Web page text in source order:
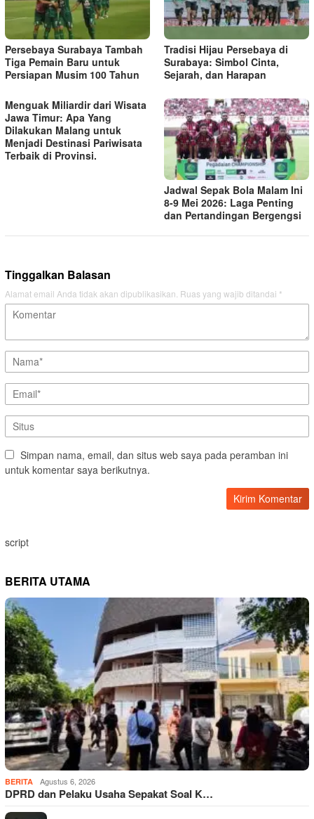
Persebaya Surabaya Tambah
Tiga Pemain Baru untuk
Persiapan Musim 100 Tahun
Tradisi Hijau Persebaya di
Surabaya: Simbol Cinta,
Sejarah, dan Harapan
Menguak Miliardir dari Wisata
Jawa Timur: Apa Yang
Dilakukan Malang untuk
Menjadi Destinasi Pariwisata
Terbaik di Provinsi.
Jadwal Sepak Bola Malam Ini
8-9 Mei 2026: Laga Penting
dan Pertandingan Bergengsi
Tinggalkan Balasan
Alamat email Anda tidak akan dipublikasikan. Ruas yang wajib ditandai *
Simpan nama, email, dan situs web saya pada peramban ini
untuk komentar saya berikutnya.
script
BERITA UTAMA
BERITA Agustus 6, 2026
DPRD dan Pelaku Usaha Sepakat Soal K…